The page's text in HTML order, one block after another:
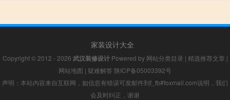
家装设计大全
Copyright © 2012 - 2026 武汉装修设计Powered by 网站分类目录 | 精选推荐文章 |
网站地图 | 疑难解答 陕ICP备05003392号
声明：本站内容来自互联网，如信息有错误可发邮件到f_fb#foxmail.com说明，我们
会及时纠正，谢谢